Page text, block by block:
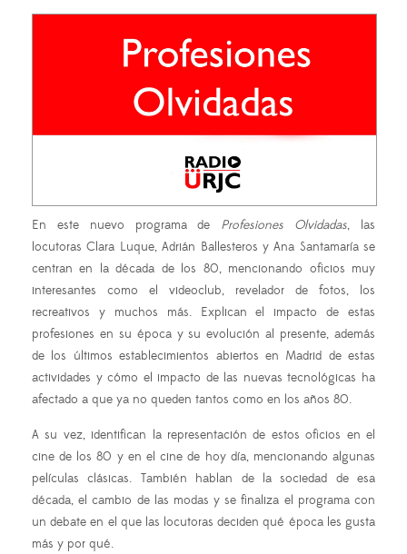
En este nuevo programa de Profesiones Olvidadas, las
locutoras Clara Luque, Adrián Ballesteros y Ana Santamaría se
centran en la década de los 80, mencionando oficios muy
interesantes como el videoclub, revelador de fotos, los
recreativos y muchos más. Explican el impacto de estas
profesiones en su época y su evolución al presente, además
de los últimos establecimientos abiertos en Madrid de estas
actividades y cómo el impacto de las nuevas tecnológicas ha
afectado a que ya no queden tantos como en los años 80.
A su vez, identifican la representación de estos oficios en el
cine de los 80 y en el cine de hoy día, mencionando algunas
películas clásicas. También hablan de la sociedad de esa
década, el cambio de las modas y se finaliza el programa con
un debate en el que las locutoras deciden qué época les gusta
más y por qué.